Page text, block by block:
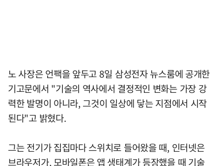
노 사장은 언팩을 앞두고 8일 삼성전자 뉴스룸에 공개한
기고문에서 "기술의 역사에서 결정적인 변화는 가장 강
력한 발명이 아니라, 그것이 일상에 닿는 지점에서 시작
된다"고 밝혔다.
그는 전기가 집집마다 스위치로 들어왔을 때, 인터넷은
브라우저가, 모바일폰은 앱 생태계가 등장했을 때 기술